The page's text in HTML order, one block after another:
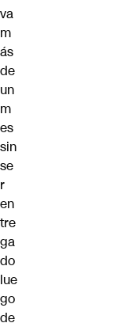
va
m
ás
de
un
m
es
sin
se
r
en
tre
ga
do
lue
go
de